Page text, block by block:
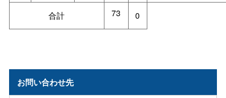
合計 73 0
お問い合わせ先